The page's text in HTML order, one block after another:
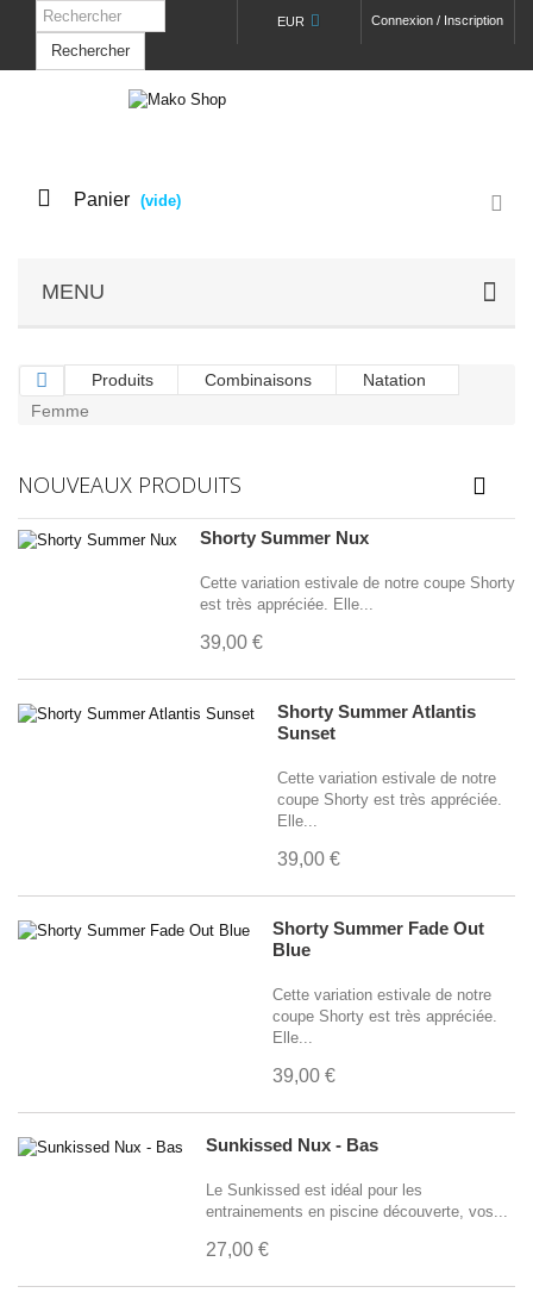
Rechercher
Connexion / Inscription
EUR
Panier (vide)
MENU
Produits Combinaisons
Natation
Femme
NOUVEAUX PRODUITS
Shorty Summer Nux
Cette variation estivale de notre coupe Shorty
est très appréciée. Elle...
39,00 €
Shorty Summer Atlantis
Sunset
Cette variation estivale de notre
coupe Shorty est très appréciée.
Elle...
39,00 €
Shorty Summer Fade Out
Blue
Cette variation estivale de notre
coupe Shorty est très appréciée.
Elle...
39,00 €
Sunkissed Nux - Bas
Le Sunkissed est idéal pour les
entrainements en piscine découverte, vos...
27,00 €